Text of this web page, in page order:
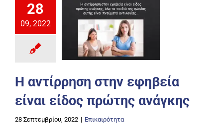
28
09, 2022
Η αντίρρηση στην εφηβεία
είναι είδος πρώτης ανάγκης
28 Σεπτεμβρίου, 2022 | Επικαιρότητα